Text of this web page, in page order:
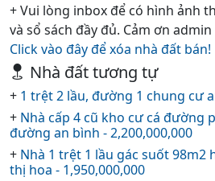
+ Vui lòng inbox để có hình ảnh
và sổ sách đầy đủ. Cảm ơn
Click vào đây để xóa nhà đất bán!
Nhà đất tương tự
+ 1 trệt 2 lầu, đường 1 chung cư
+ Nhà cấp 4 cũ kho cư cá đường
đường an bình - 2,200,000,000
+ Nhà 1 trệt 1 lầu gác suốt 98m2
thị hoa - 1,950,000,000